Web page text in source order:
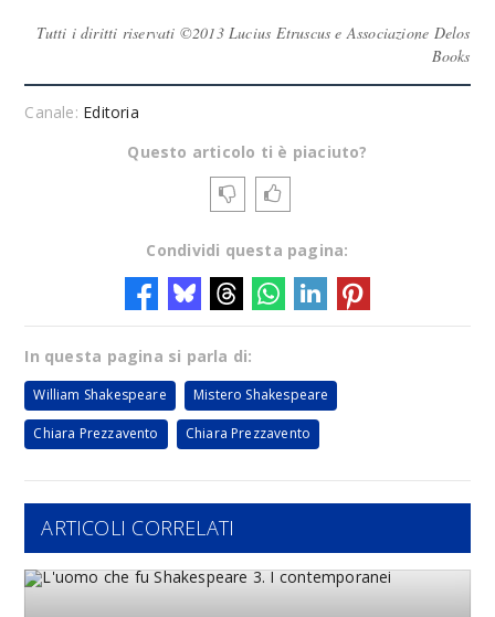
Tutti i diritti riservati ©2013 Lucius Etruscus e Associazione Delos
Books
Canale: Editoria
Questo articolo ti è piaciuto?
Condividi questa pagina:
In questa pagina si parla di:
William Shakespeare Mistero Shakespeare
Chiara Prezzavento Chiara Prezzavento
ARTICOLI CORRELATI